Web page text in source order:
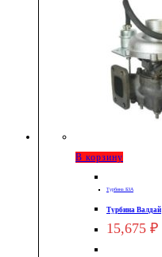
В корзину
Турбина БЗА
Турбина Валдай
15,675 ₽